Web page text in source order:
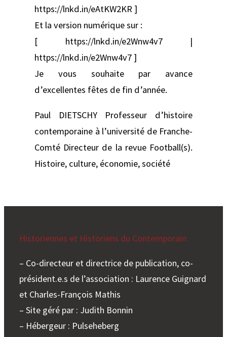
https://lnkd.in/eAtKW2KR ]
Et la version numérique sur :
[ https://lnkd.in/e2Wnw4v7 |
https://lnkd.in/e2Wnw4v7 ]
Je vous souhaite par avance
d’excellentes fêtes de fin d’année.
Paul DIETSCHY Professeur d’histoire
contemporaine à l’université de Franche-
Comté Directeur de la revue Football(s).
Histoire, culture, économie, société
Historiennes et Historiens du Contemporain
– Co-directeur et directrice de publication, co-
président.e.s de l’association : Laurence Guignard
et Charles-François Mathis
– Site géré par : Judith Bonnin
– Hébergeur : Pulseheberg